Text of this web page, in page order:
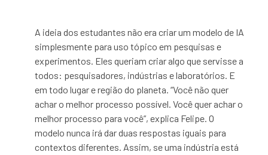
A ideia dos estudantes não era criar um modelo de IA
simplesmente para uso tópico em pesquisas e
experimentos. Eles queriam criar algo que servisse a
todos: pesquisadores, indústrias e laboratórios. E
em todo lugar e região do planeta. “Você não quer
achar o melhor processo possível. Você quer achar o
melhor processo para você”, explica Felipe. O
modelo nunca irá dar duas respostas iguais para
contextos diferentes. Assim, se uma indústria está